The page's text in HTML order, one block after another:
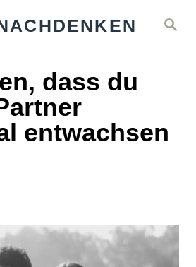
S
A
dass du
entwachsen